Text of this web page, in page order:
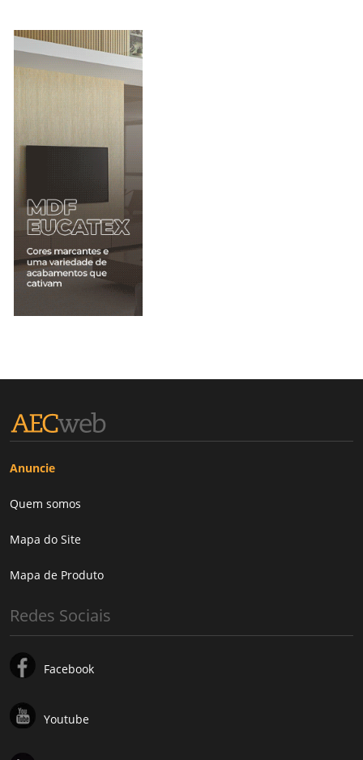
Anuncie
Quem somos
Mapa do Site
Mapa de Produto
Redes Sociais
Facebook
Youtube